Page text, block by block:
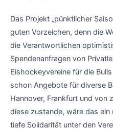
Das Projekt „pünktlicher
guten Vorzeichen, denn die
die Verantwortlichen
Spendenanfragen von
Eishockeyvereine für die
schon Angebote für diverse
Hannover, Frankfurt und von
diese zustande, wäre das
tiefe Solidarität unter den